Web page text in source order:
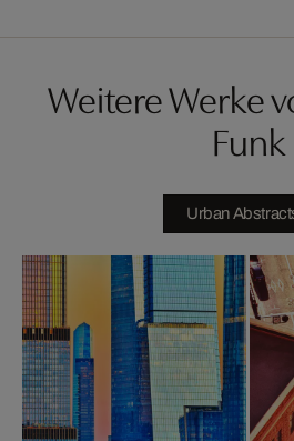
Weitere Werke
Funk
Urban